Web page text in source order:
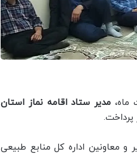
مدیر ستاد اقامه نماز استان
پرداخت.
معاونین اداره کل منابع طبیعی